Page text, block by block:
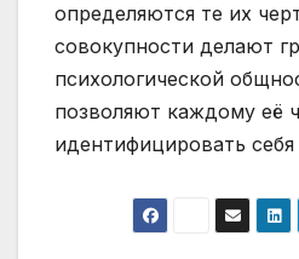
определяются те их
совокупности делают
психологической
позволяют каждому её
идентифицировать себя